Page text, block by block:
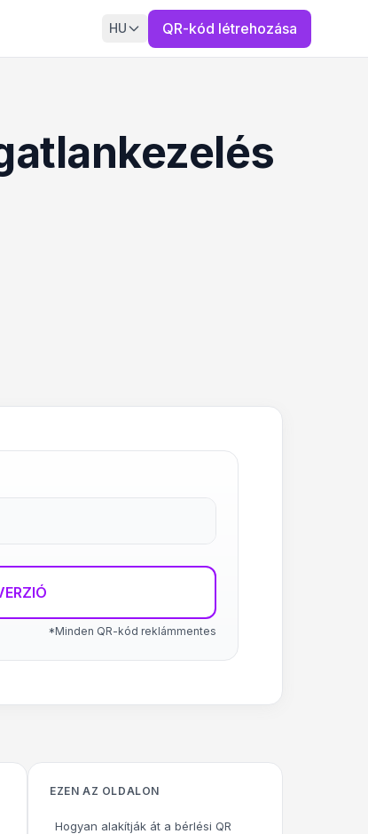
HU QR-kód létrehozása
*Minden QR-kód reklámmentes
EZEN AZ OLDALON
Hogyan alakítják át a bérlési QR